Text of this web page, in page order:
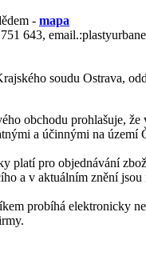
- mapa
643,
soudu Ostrava,
obchodu prohlašuje,
a účinnými na území
platí pro objednávání
a v aktuálním znění
probíhá elektronicky